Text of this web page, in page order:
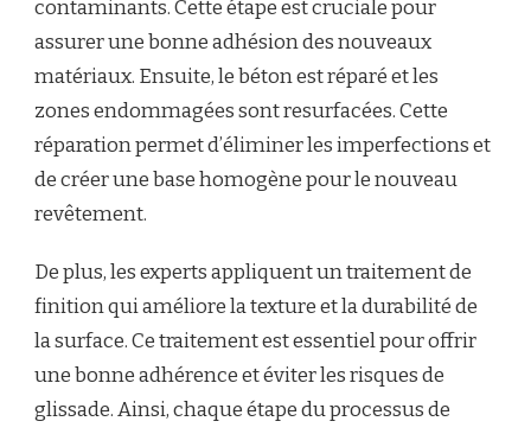
contaminants. Cette étape est cruciale pour
assurer une bonne adhésion des nouveaux
matériaux. Ensuite, le béton est réparé et les
zones endommagées sont resurfacées. Cette
réparation permet d’éliminer les imperfections et
de créer une base homogène pour le nouveau
revêtement.
De plus, les experts appliquent un traitement de
finition qui améliore la texture et la durabilité de
la surface. Ce traitement est essentiel pour offrir
une bonne adhérence et éviter les risques de
glissade. Ainsi, chaque étape du processus de